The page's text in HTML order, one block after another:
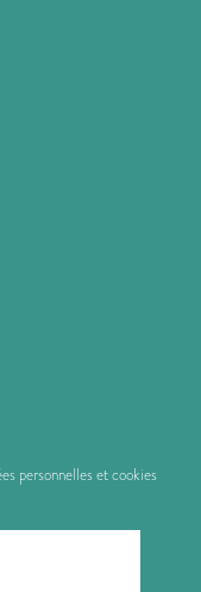
personnelles et cookies